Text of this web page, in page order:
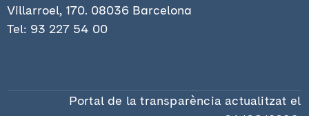
Villarroel, 170. 08036 Barcelona
​Tel: 93 227 54 00
Portal de la transparència actualitzat el